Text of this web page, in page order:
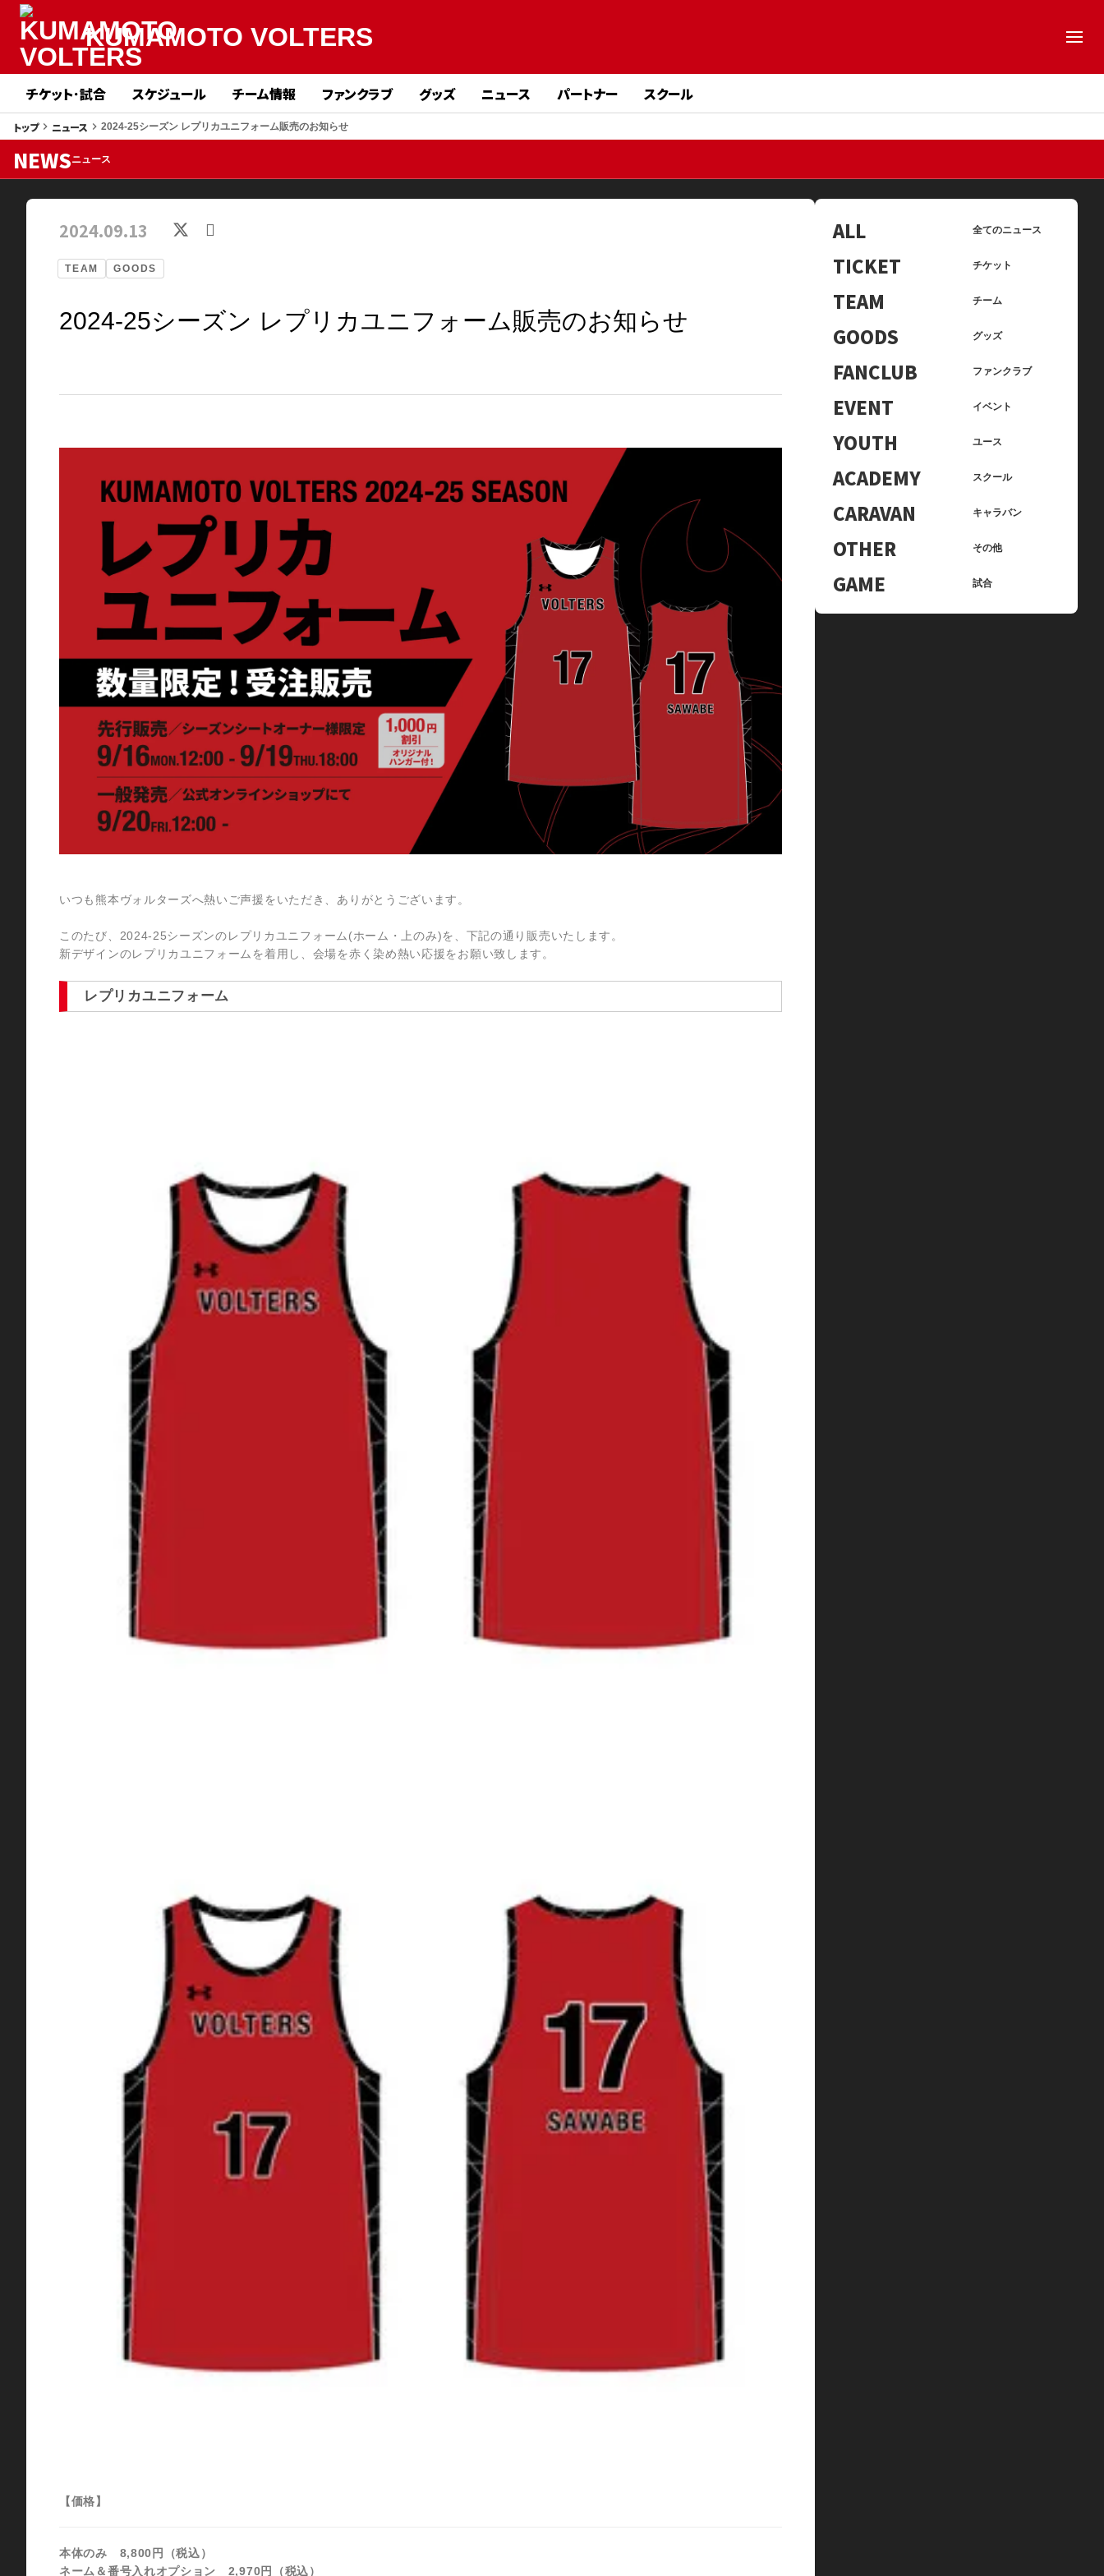
KUMAMOTO VOLTERS
チケット･試合 スケジュール チーム情報 ファンクラブ グッズ ニュース パートナー スクール
トップkeyboard_arrow_right ニュース keyboard_arrow_right 2024-25シーズン レプリカユニフォーム販売のお知らせ
NEWSニュース
TEAM GOODS
2024.09.13
2024-25シーズン レプリカユニフォーム販売のお知らせ
いつも熊本ヴォルターズへ熱いご声援をいただき、ありがとうございます。
このたび、2024-25シーズンのレプリカユニフォーム(ホーム・上のみ)を、下記の通り販売いたします。
新デザインのレプリカユニフォームを着用し、会場を赤く染め熱い応援をお願い致します。
レプリカユニフォーム
【価格】
本体のみ 8,800円（税込）
ネーム＆番号入れオプション 2,970円（税込）
ALL 全てのニュース
TICKET チケット
TEAM チーム
GOODS グッズ
FANCLUB ファンクラブ
EVENT イベント
YOUTH ユース
ACADEMY スクール
CARAVAN キャラバン
OTHER その他
GAME 試合